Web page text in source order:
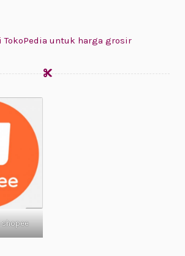
untuk harga grosir
shopee